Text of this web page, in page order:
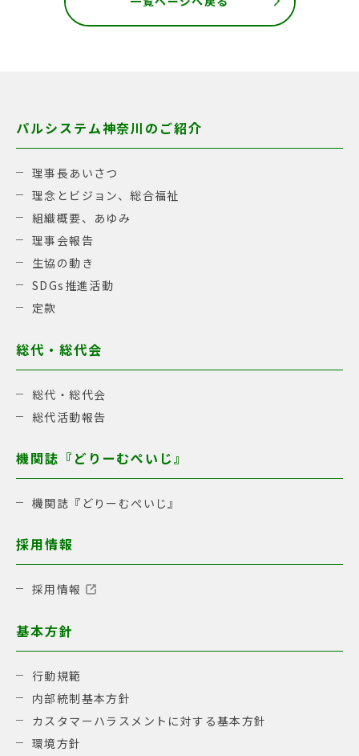
パルシステム神奈川のご紹介
理事長あいさつ
理念とビジョン、総合福祉
組織概要、あゆみ
理事会報告
生協の動き
SDGs推進活動
定款
総代・総代会
総代・総代会
総代活動報告
機関誌『どりーむぺいじ』
機関誌『どりーむぺいじ』
採用情報
採用情報
基本方針
行動規範
内部統制基本方針
カスタマーハラスメントに対する基本方針
環境方針